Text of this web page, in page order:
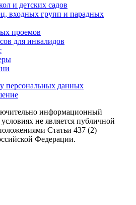
и детских садов
входных групп и парадных
проемов
для инвалидов
персональных данных
информационный
не является публичной
Статьи 437 (2)
Федерации.